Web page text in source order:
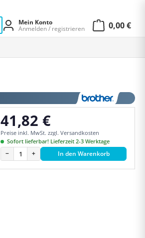
Mein Konto
Anmelden / registrieren
0,00 €
Regulärer Preis:
41,82 €
Preise inkl. MwSt. zzgl. Versandkosten
Sofort lieferbar! Lieferzeit 2-3 Werktage
− + In den Warenkorb